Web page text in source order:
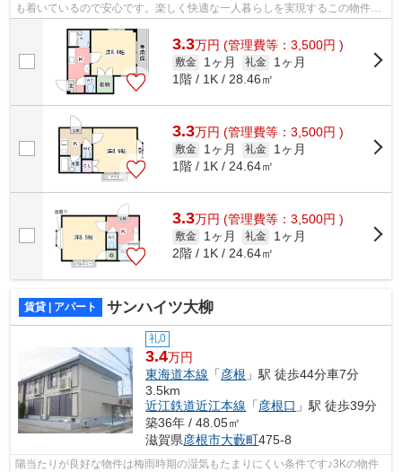
も着いているので安心です。楽しく快適な一人暮らしを実現するこの物件。
洗濯物を干せるバルコニーがあります。...
3.3万円 (管理費等：3,500円 )
敷金 1ヶ月 礼金
1ヶ月
1階 / 1K / 28.46㎡
3.3万円 (管理費等：3,500円 )
敷金 1ヶ月 礼金
1ヶ月
1階 / 1K / 24.64㎡
3.3万円 (管理費等：3,500円 )
敷金 1ヶ月 礼金
1ヶ月
2階 / 1K / 24.64㎡
賃貸 | アパート サンハイツ大柳
礼0
3.4万円
東海道本線 「彦根 」駅 徒歩44分車7分
3.5km
近江鉄道近江本線 「彦根口 」駅 徒歩39分
築36年 / 48.05㎡
滋賀県彦根市大藪町475-8
陽当たりが良好な物件は梅雨時期の湿気もたまりにくい条件です♪3Kの物件